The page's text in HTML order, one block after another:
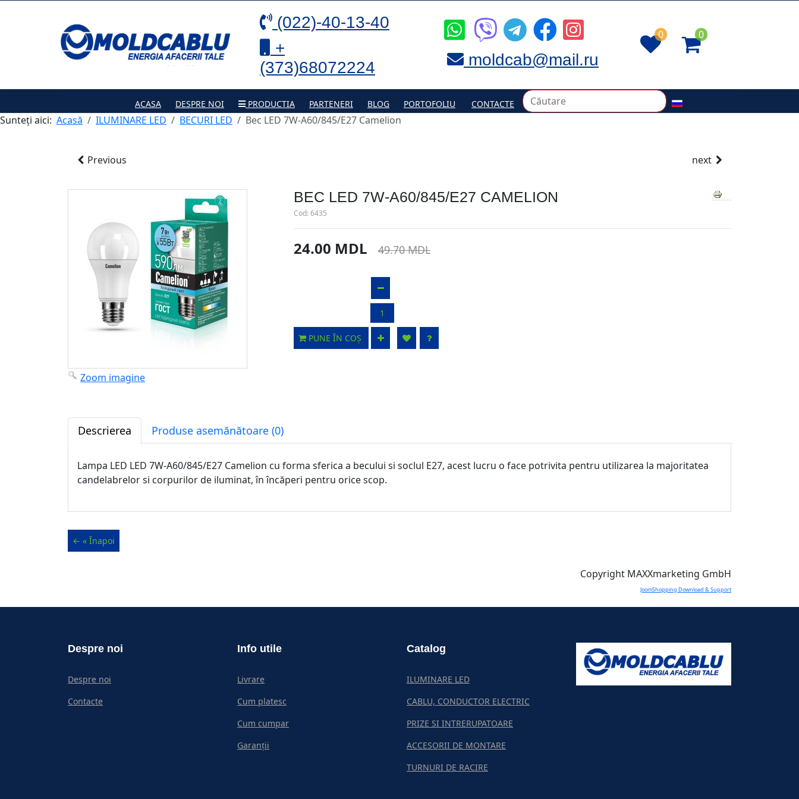
(022)-40-13-40
+
(373)68072224
moldcab@mail.ru
0 0
ACASA DESPRE NOI PRODUCTIA PARTENERI BLOG PORTOFOLIU CONTACTE
Sunteți aici: Acasă ILUMINARE LED BECURI LED Bec LED 7W-A60/845/E27 Camelion
Previous next
Zoom imagine
BEC LED 7W-A60/845/E27 CAMELION
Cod:6435
24.00 MDL 49.70 MDL
PUNE ÎN COȘ
Descrierea Produse asemănătoare (0)
Lampa LED LED 7W-A60/845/E27 Camelion cu forma sferica a becului si soclul E27, acest lucru o face potrivita pentru utilizarea la majoritatea
candelabrelor si corpurilor de iluminat, în încăperi pentru orice scop.
Copyright MAXXmarketing GmbH
JoomShopping Download & Support
Despre noi
Despre noi
Contacte
Info utile
Livrare
Cum platesc
Cum cumpar
Garanții
Catalog
ILUMINARE LED
CABLU, CONDUCTOR ELECTRIC
PRIZE SI INTRERUPATOARE
ACCESORII DE MONTARE
TURNURI DE RACIRE